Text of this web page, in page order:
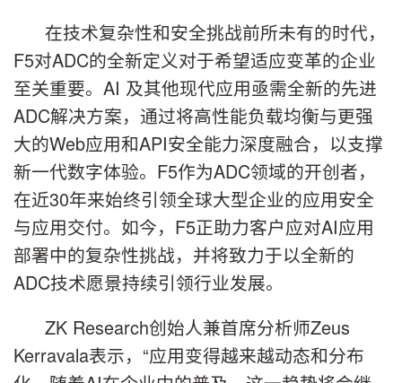
在技术复杂性和安全挑战前所未有的时代，
F5对ADC的全新定义对于希望适应变革的企业
至关重要。AI 及其他现代应用亟需全新的先进
ADC解决方案，通过将高性能负载均衡与更强
大的Web应用和API安全能力深度融合，以支撑
新一代数字体验。F5作为ADC领域的开创者，
在近30年来始终引领全球大型企业的应用安全
与应用交付。如今，F5正助力客户应对AI应用
部署中的复杂性挑战，并将致力于以全新的
ADC技术愿景持续引领行业发展。
ZK Research创始人兼首席分析师Zeus
Kerravala表示，“应用变得越来越动态和分布